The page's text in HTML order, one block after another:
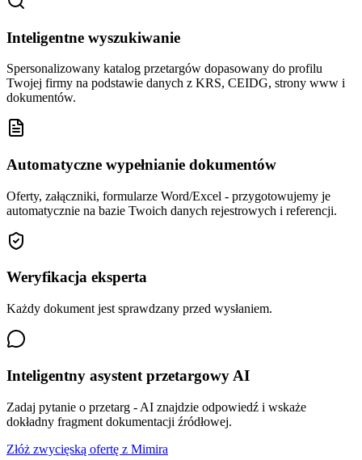
Inteligentne wyszukiwanie
Spersonalizowany katalog przetargów dopasowany do profilu
Twojej firmy na podstawie danych z KRS, CEIDG, strony www i
dokumentów.
Automatyczne wypełnianie dokumentów
Oferty, załączniki, formularze Word/Excel - przygotowujemy je
automatycznie na bazie Twoich danych rejestrowych i referencji.
Weryfikacja eksperta
Każdy dokument jest sprawdzany przed wysłaniem.
Inteligentny asystent przetargowy AI
Zadaj pytanie o przetarg - AI znajdzie odpowiedź i wskaże
dokładny fragment dokumentacji źródłowej.
Złóż zwycięską ofertę z Mimira